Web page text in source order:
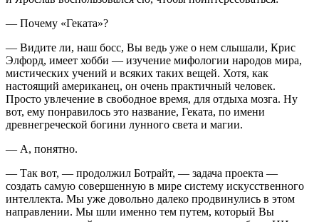
— Почему «Геката»?
— Видите ли, наш босс, Вы ведь уже о нем слышали, Крис
Элфорд, имеет хобби — изучение мифологии народов мира,
мистических учений и всяких таких вещей. Хотя, как
настоящий американец, он очень практичный человек.
Просто увлечение в свободное время, для отдыха мозга. Ну
вот, ему понравилось это название, Геката, по имени
древнегреческой богини лунного света и магии.
— А, понятно.
— Так вот, — продолжил Ботрайт, — задача проекта —
создать самую совершенную в мире систему искусственного
интеллекта. Мы уже довольно далеко продвинулись в этом
направлении. Мы шли именно тем путем, который Вы